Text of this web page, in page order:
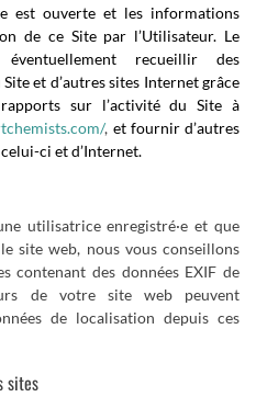
est ouverte et les informations
de ce Site par l’Utilisateur. Le
recueillir des
et d’autres sites Internet grâce
sur l’activité du Site à
, et fournir d’autres
ci et d’Internet.
utilisatrice enregistré·e et que
site web, nous vous conseillons
contenant des données EXIF de
de votre site web peuvent
de localisation depuis ces
sites